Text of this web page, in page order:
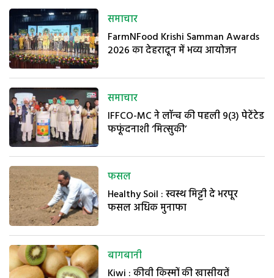
समाचार
FarmNFood Krishi Samman Awards
2026 का देहरादून में भव्य आयोजन
समाचार
IFFCO-MC ने लॉन्च की पहली 9(3) पेटेंटेड
फफूंदनाशी ‘मित्सुकी’
फसल
Healthy Soil : स्वस्थ मिट्टी दे भरपूर
फसल अधिक मुनाफा
बागबानी
Kiwi : कीवी किस्मों की खासीयतें